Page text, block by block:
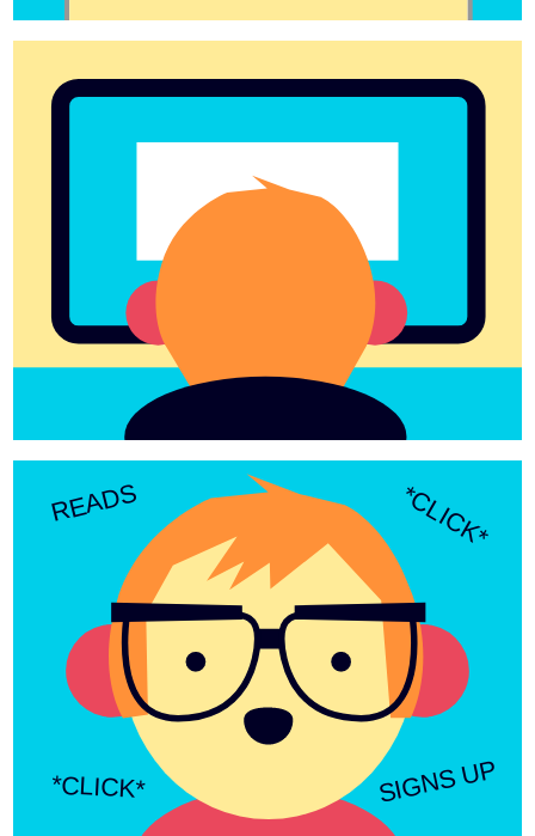
READS *CLICK*
*CLICK* SIGNS UP